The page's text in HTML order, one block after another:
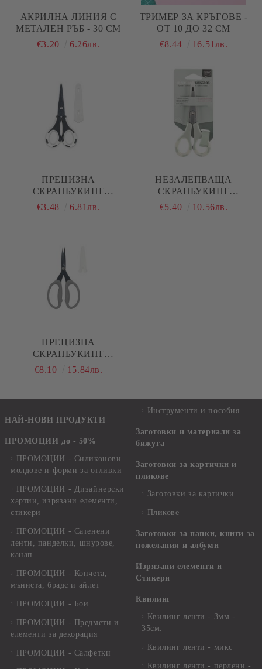
АКРИЛНА ЛИНИЯ С
МЕТАЛЕН РЪБ - 30 СМ
€3.20
6.26лв.
ТРИМЕР ЗА КРЪГОВЕ -
ОТ 10 ДО 32 СМ
€8.44
16.51лв.
ПРЕЦИЗНА
СКРАПБУКИНГ
НОЖИЦА - 13.00 СМ
€3.48 6.81лв.
НЕЗАЛЕПВАЩА
СКРАПБУКИНГ
НОЖИЦА - 13.00 СМ
€5.40 10.56лв.
ПРЕЦИЗНА
СКРАПБУКИНГ
НОЖИЦА С ТИТАНИЕВО
€8.10 15.84лв.
НАЙ-НОВИ ПРОДУКТИ
ПРОМОЦИИ до - 50%
ПРОМОЦИИ - Силиконови
молдове и форми за отливки
ПРОМОЦИИ - Дизайнерски
хартии, изрязани елементи,
стикери
ПРОМОЦИИ - Сатенени
ленти, панделки, шнурове,
канап
ПРОМОЦИИ - Копчета,
мъниста, брадс и айлет
ПРОМОЦИИ - Бои
ПРОМОЦИИ - Предмети и
елементи за декорация
ПРОМОЦИИ - Салфетки
Инструменти и пособия
Заготовки и материали за
бижута
Заготовки за картички и
пликове
Заготовки за картички
Пликове
Заготовки за папки, книги за
пожелания и албуми
Изрязани елементи и
Стикери
Квилинг
Квилинг ленти - 3мм -
35см.
Квилинг ленти - микс
Квилинг ленти - перлени -